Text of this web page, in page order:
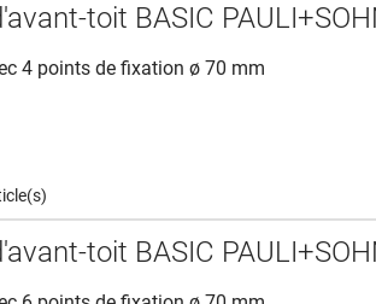
toit BASIC
4 points de fixation ø 70 mm
toit BASIC